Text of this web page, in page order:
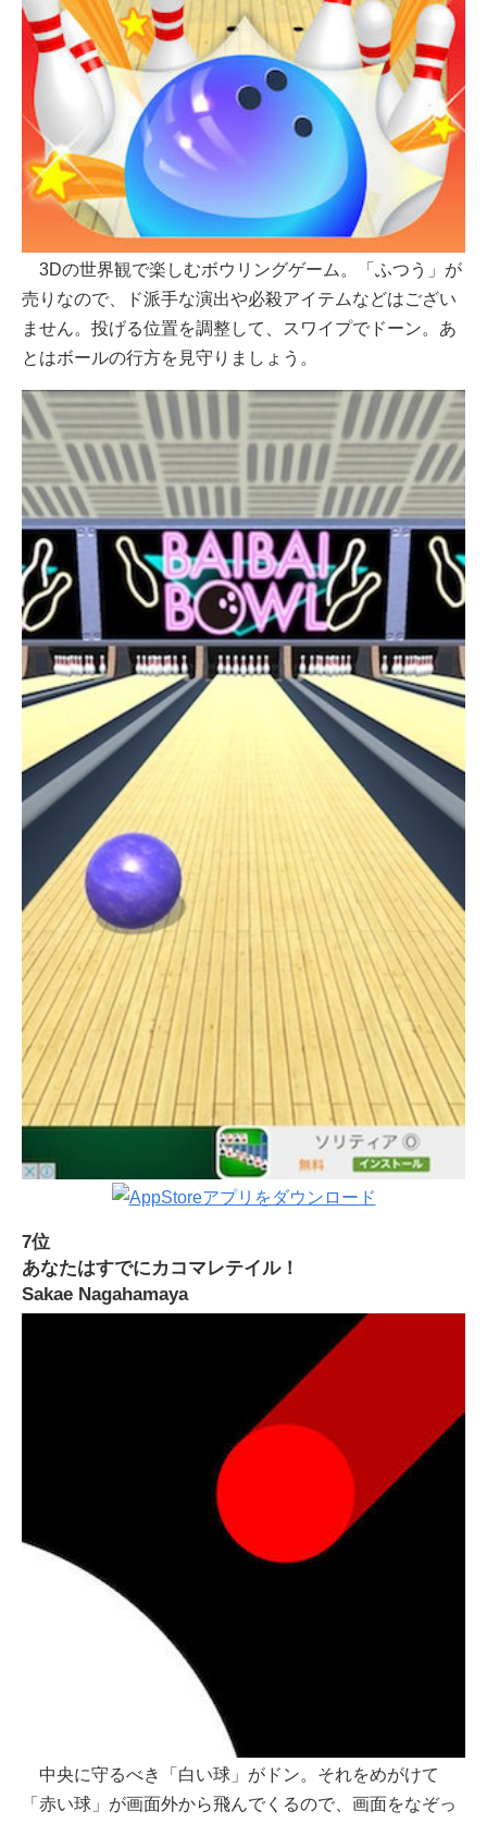
3Dの世界観で楽しむボウリングゲーム。「ふつう」が
売りなので、ド派手な演出や必殺アイテムなどはござい
ません。投げる位置を調整して、スワイプでドーン。あ
とはボールの行方を見守りましょう。
7位
あなたはすでにカコマレテイル！
Sakae Nagahamaya
中央に守るべき「白い球」がドン。それをめがけて
「赤い球」が画面外から飛んでくるので、画面をなぞっ